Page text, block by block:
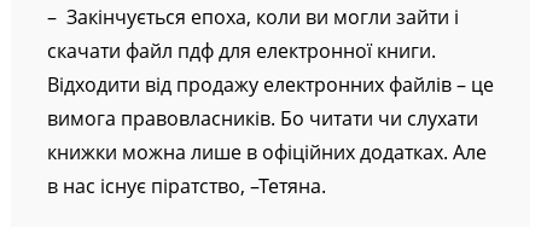
– Закінчується епоха, коли ви могли зайти і
скачати файл пдф для електронної книги.
Відходити від продажу електронних файлів – це
вимога правовласників. Бо читати чи слухати
книжки можна лише в офіційних додатках. Але
в нас існує піратство, –Тетяна.